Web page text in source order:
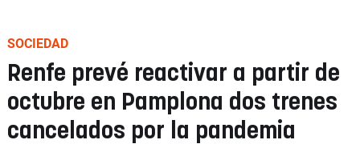
SOCIEDAD
Renfe prevé reactivar a partir de
octubre en Pamplona dos trenes
cancelados por la pandemia